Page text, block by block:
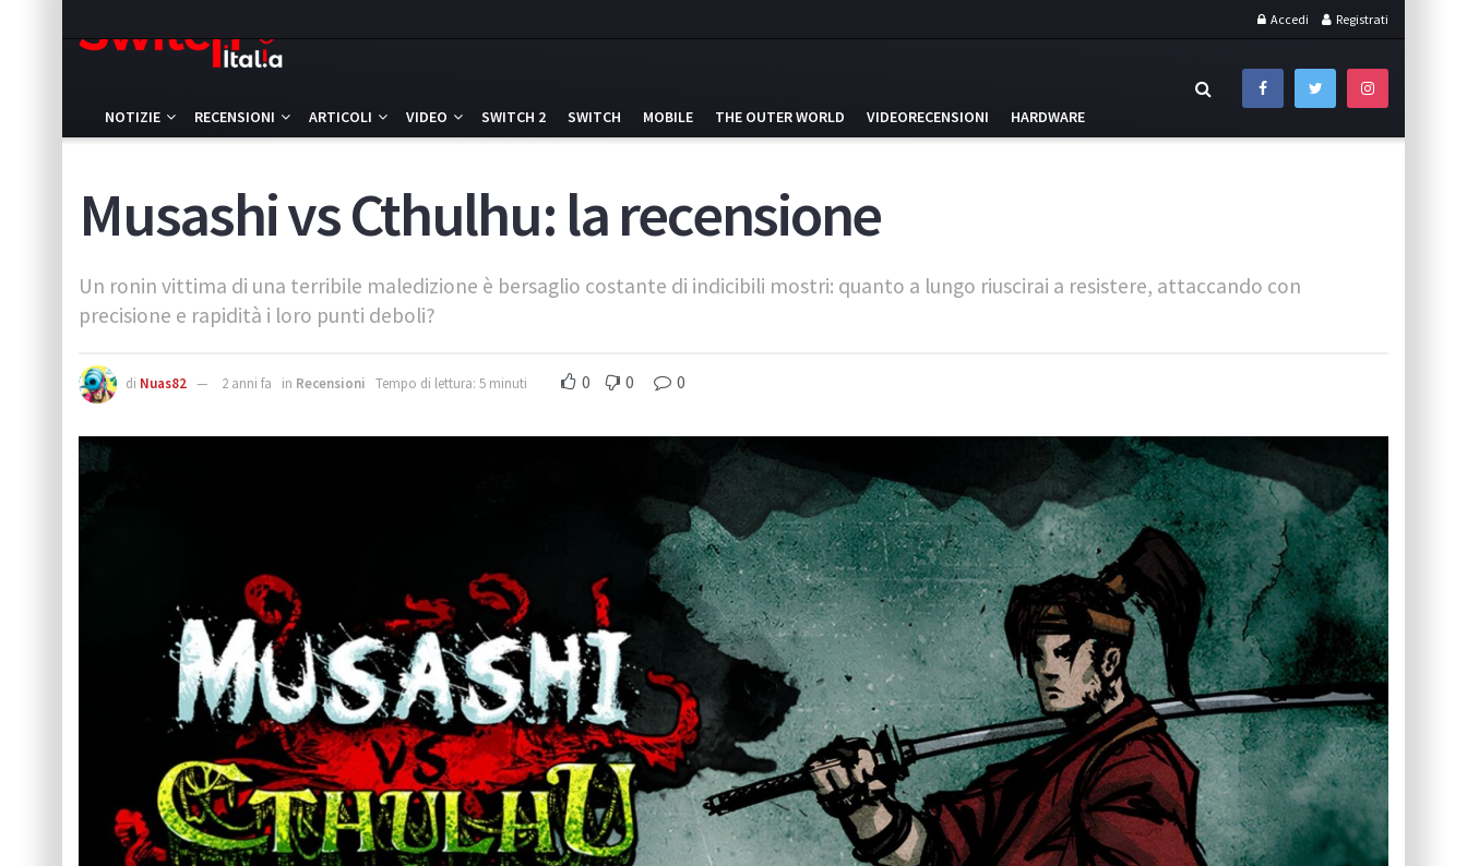
Accedi Registrati
NOTIZIE RECENSIONI ARTICOLI VIDEO SWITCH 2 SWITCH MOBILE THE OUTER WORLD VIDEORECENSIONI HARDWARE
Musashi vs Cthulhu: la recensione
Un ronin vittima di una terribile maledizione è bersaglio costante di indicibili mostri: quanto a lungo riuscirai a resistere, attaccando con
precisione e rapidità i loro punti deboli?
di Nuas82 2 anni fa in Recensioni Tempo di lettura: 5 minuti 0 0 0